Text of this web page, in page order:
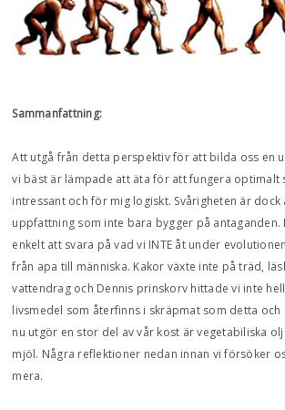
Sammanfattning:
Att utgå från detta perspektiv för att bilda oss en
vi bäst är lämpade att äta för att fungera optimalt
intressant och för mig logiskt. Svårigheten är dock
uppfattning som inte bara bygger på
enkelt att svara på vad vi INTE åt under
från apa till människa. Kakor växte inte på träd,
vattendrag och Dennis prinskorv hittade vi inte
livsmedel som återfinns i skräpmat som detta och
nu utgör en stor del av vår kost är vegetabiliska
mjöl. Några reflektioner nedan innan vi försöker
mera.